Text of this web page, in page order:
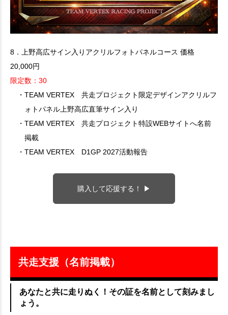
8．上野高広サイン入りアクリルフォトパネルコース 価格
20,000円
限定数：30
・TEAM VERTEX 共走プロジェクト限定デザインアクリルフ
ォトパネル上野高広直筆サイン入り
・TEAM VERTEX 共走プロジェクト特設WEBサイトへ名前
掲載
・TEAM VERTEX D1GP 2027活動報告
購入して応援する！ ▶
共走支援（名前掲載）
あなたと共に走りぬく！その証を名前として刻みまし
ょう。